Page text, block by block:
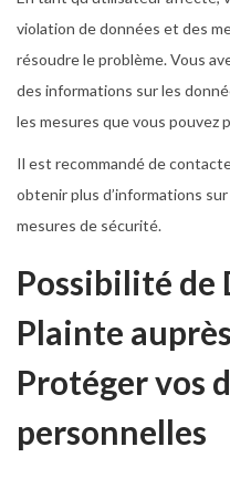
violation de données et des
résoudre le problème. Vous
des informations sur les
les mesures que vous pouvez
Il est recommandé de
obtenir plus d’informations
mesures de sécurité.
Possibilité de
Plainte
Protéger vos
personnelles